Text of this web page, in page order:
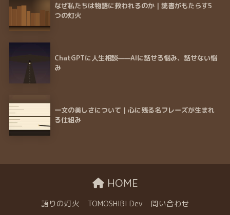
なぜ私たちは物語に救われるのか｜読書がもたらす5
つの灯火
ChatGPTに人生相談——AIに話せる悩み、話せない悩
み
一文の美しさについて｜心に残る名フレーズが生まれ
る仕組み
HOME
語りの灯火 TOMOSHIBI Dev 問い合わせ